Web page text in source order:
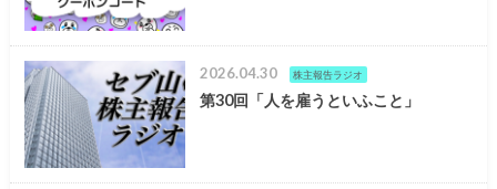
2026.04.30 株主報告ラジオ
第30回「人を雇うといふこと」